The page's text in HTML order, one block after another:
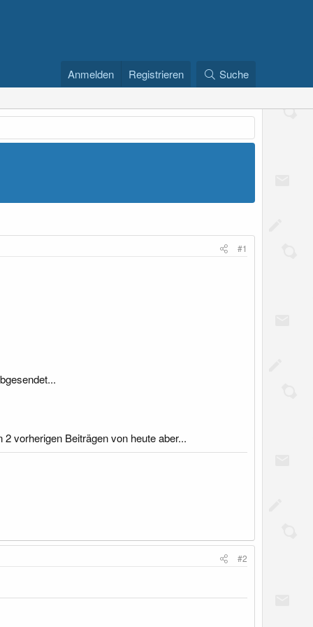
Anmelden Registrieren Suche
#1
vorherigen Beiträgen von heute aber...
#2